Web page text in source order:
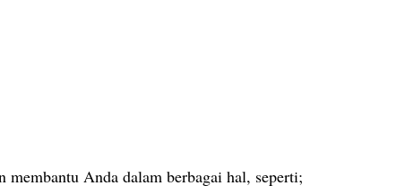
membantu Anda dalam berbagai hal, seperti;